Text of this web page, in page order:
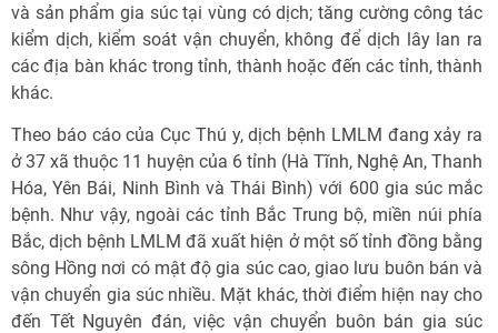
và sản phẩm gia súc tại vùng có dịch; tăng cường công tác
kiểm dịch, kiểm soát vận chuyển, không để dịch lây lan ra
các địa bàn khác trong tỉnh, thành hoặc đến các tỉnh, thành
khác.
Theo báo cáo của Cục Thú y, dịch bệnh LMLM đang xảy ra
ở 37 xã thuộc 11 huyện của 6 tỉnh (Hà Tĩnh, Nghệ An, Thanh
Hóa, Yên Bái, Ninh Bình và Thái Bình) với 600 gia súc mắc
bệnh. Như vậy, ngoài các tỉnh Bắc Trung bộ, miền núi phía
Bắc, dịch bệnh LMLM đã xuất hiện ở một số tỉnh đồng bằng
sông Hồng nơi có mật độ gia súc cao, giao lưu buôn bán và
vận chuyển gia súc nhiều. Mặt khác, thời điểm hiện nay cho
đến Tết Nguyên đán, việc vận chuyển buôn bán gia súc